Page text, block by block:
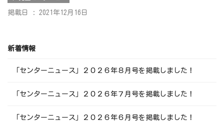
掲載日 : 2021年12月16日
新着情報
「センターニュース」２０２６年８月号を掲載しました！
「センターニュース」２０２６年７月号を掲載しました！
「センターニュース」２０２６年６月号を掲載しました！